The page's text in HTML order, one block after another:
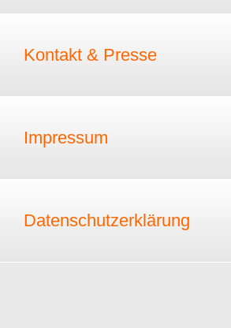
Kontakt & Presse
Impressum
Datenschutzerklärung